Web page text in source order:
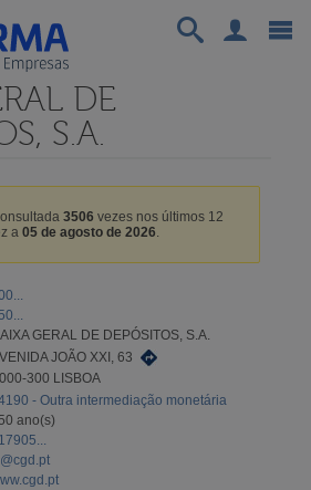
DE
S.A.
3506 vezes nos últimos 12
a 05 de agosto de 2026.
GERAL DE DEPÓSITOS, S.A.
JOÃO XXI, 63
300 LISBOA
- Outra intermediação monetária
ano(s)